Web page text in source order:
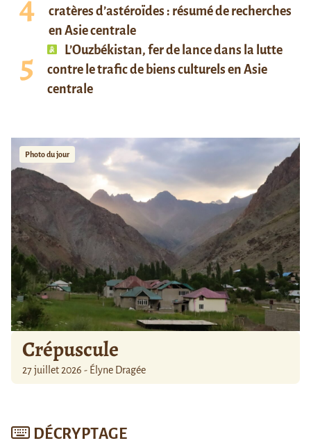
cratères d’astéroïdes : résumé de recherches
en Asie centrale
L’Ouzbékistan, fer de lance dans la lutte
contre le trafic de biens culturels en Asie
centrale
Photo du jour
Crépuscule
27 juillet 2026 - Élyne Dragée
DÉCRYPTAGE